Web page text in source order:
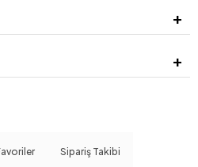
Sipariş Takibi